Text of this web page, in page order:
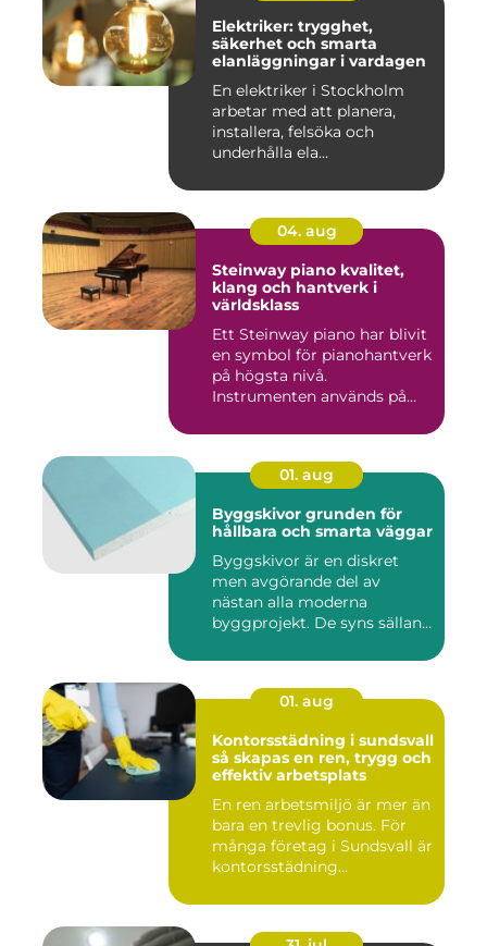
Elektriker: trygghet,
säkerhet och smarta
elanläggningar i vardagen
En elektriker i Stockholm
arbetar med att planera,
installera, felsöka och
underhålla ela...
04. aug
Steinway piano kvalitet,
klang och hantverk i
världsklass
Ett Steinway piano har blivit
en symbol för pianohantverk
på högsta nivå.
Instrumenten används på
01. aug
Byggskivor grunden för
hållbara och smarta väggar
Byggskivor är en diskret
men avgörande del av
nästan alla moderna
byggprojekt. De syns sällan
01. aug
Kontorsstädning i sundsvall
så skapas en ren, trygg och
effektiv arbetsplats
En ren arbetsmiljö är mer än
bara en trevlig bonus. För
många företag i Sundsvall är
kontorsstädning...